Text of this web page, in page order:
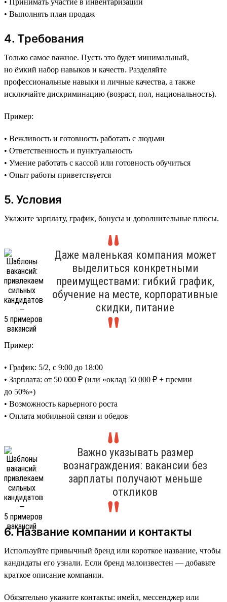
• Выполнять план продаж
4. Требования
Только самое важное. Пусть это будет минимальный,
но ёмкий набор навыков и качеств. Разделяйте
профессиональные навыки и личные качества, а также
исключайте дискриминацию (возраст, пол, национальность).
Пример:
• Вежливость и готовность работать с людьми
• Ответственность и пунктуальность
• Умение работать с кассой или готовность обучиться
• Опыт работы приветствуется
5. Условия
Укажите зарплату, график, бонусы и дополнительные плюсы.
Даже маленькая компания может
выделиться конкретными
преимуществами: гибкий график,
обучение на месте, корпоративные
скидки, питание
Пример:
• График: 5/2, с 9:00 до 18:00
• Зарплата: от 50 000 ₽ (или «оклад 50 000 ₽ + премии
до 50%»)
• Возможность карьерного роста
• Оплата мобильной связи и обедов
Важно указывать размер
вознаграждения: вакансии без
зарплаты получают меньше
откликов
6. Название компании и контакты
Используйте привычный бренд или короткое название, чтобы
кандидаты его узнали. Если бренд малоизвестен — добавьте
краткое описание компании.
Обязательно укажите контакты: имейл, мессенджер или